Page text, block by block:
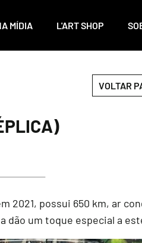
MÍDIA L'ART SHOP
VOLTAR
2021, possui 650 km, ar
dão um toque especial a